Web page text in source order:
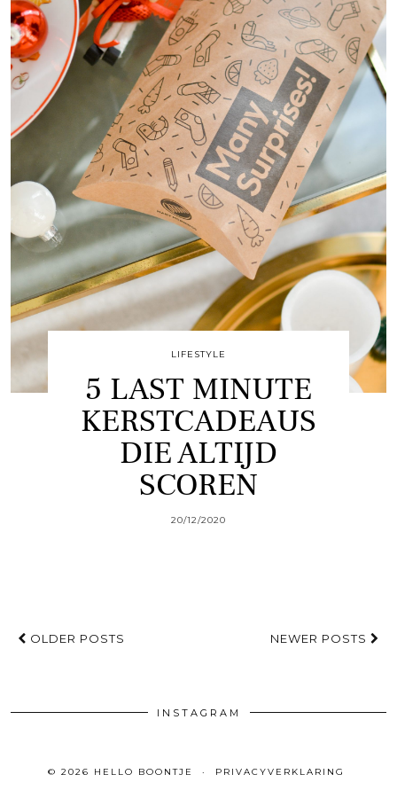
LIFESTYLE
5 LAST MINUTE
KERSTCADEAUS
DIE ALTIJD
SCOREN
20/12/2020
OLDER POSTS NEWER POSTS
INSTAGRAM
© 2026 HELLO BOONTJE PRIVACYVERKLARING